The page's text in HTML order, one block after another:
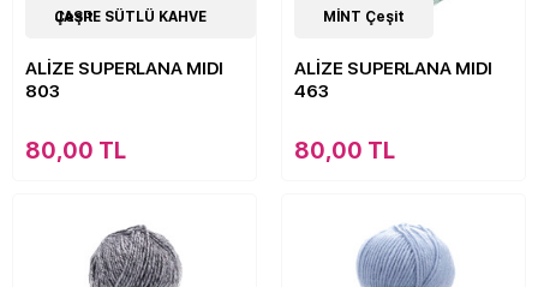
44Çeşit
JASPE SÜTLÜ KAHVE Çeşit
ALİZE SUPERLANA MIDI
803
80,00 TL
44 Çeşit
MİNT Çeşit
ALİZE SUPERLANA MIDI
463
80,00 TL